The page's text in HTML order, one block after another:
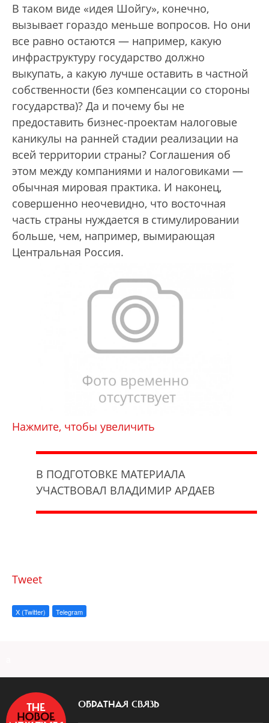
В таком виде «идея Шойгу», конечно,
вызывает гораздо меньше вопросов. Но они
все равно остаются — например, какую
инфраструктуру государство должно
выкупать, а какую лучше оставить в частной
собственности (без компенсации со стороны
государства)? Да и почему бы не
предоставить бизнес-проектам налоговые
каникулы на ранней стадии реализации на
всей территории страны? Соглашения об
этом между компаниями и налоговиками —
обычная мировая практика. И наконец,
совершенно неочевидно, что восточная
часть страны нуждается в стимулировании
больше, чем, например, вымирающая
Центральная Россия.
Нажмите, чтобы увеличить
В ПОДГОТОВКЕ МАТЕРИАЛА
УЧАСТВОВАЛ ВЛАДИМИР АРДАЕВ
Tweet
X (Twitter) Telegram
ОБРАТНАЯ СВЯЗЬ